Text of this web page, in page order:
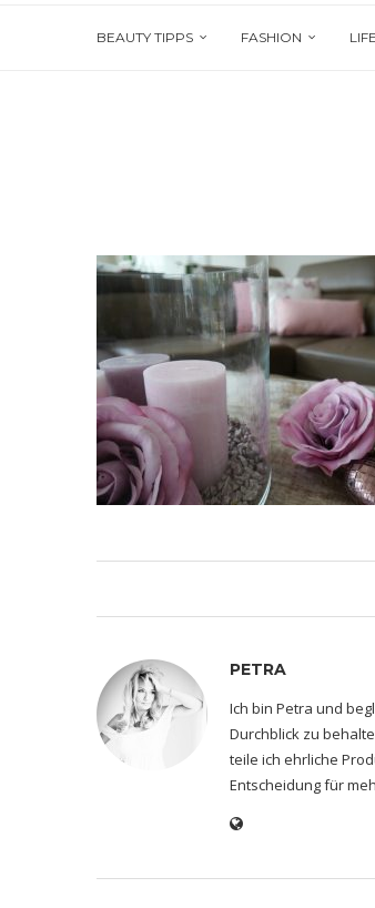
BEAUTY TIPPS FASHION
PETRA
Ich bin Petra und
Durchblick zu
teile ich ehrliche
Entscheidung für